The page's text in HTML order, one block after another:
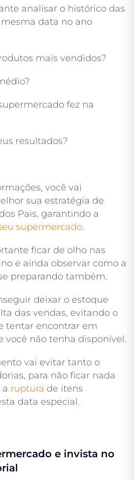
analisar o histórico das
data no ano
mais vendidos?
fez na
resultados?
você vai
sua estratégia de
Pais, garantindo a
supermercado.
ficar de olho nas
e ainda observar como a
preparando também.
deixar o estoque
das vendas, evitando o
tentar encontrar em
você não tenha disponível.
vai evitar tanto o
para não ficar nada
ruptura de itens
data especial.
e invista no